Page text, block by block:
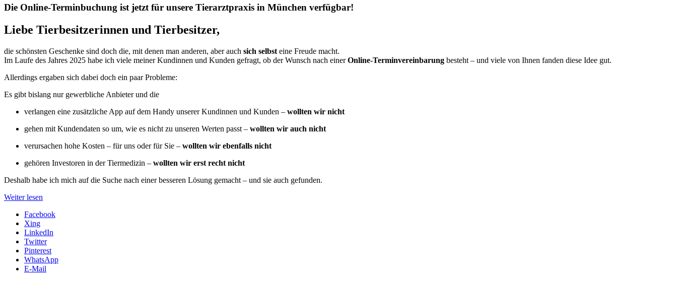
Die Online-Terminbuchung ist jetzt für unsere Tierarztpraxis in München verfügbar!
Liebe Tierbesitzerinnen und Tierbesitzer,
die schönsten Geschenke sind doch die, mit denen man anderen, aber auch sich selbst eine Freude macht.
Im Laufe des Jahres 2025 habe ich viele meiner Kundinnen und Kunden gefragt, ob der Wunsch nach einerOnline-Terminvereinbarung besteht – und viele von Ihnen fanden diese Idee gut.
Allerdings ergaben sich dabei doch ein paar Probleme:
Es gibt bislang nur gewerbliche Anbieter und die
verlangen eine zusätzliche App auf dem Handy unserer Kundinnen und Kunden – wollten wir nicht
gehen mit Kundendaten so um, wie es nicht zu unseren Werten passt – wollten wir auch nicht
verursachen hohe Kosten – für uns oder für Sie – wollten wir ebenfalls nicht
gehören Investoren in der Tiermedizin – wollten wir erst recht nicht
Deshalb habe ich mich auf die Suche nach einer besseren Lösung gemacht – und sie auch gefunden.
Weiter lesen
Facebook
Xing
LinkedIn
Twitter
Pinterest
WhatsApp
E-Mail